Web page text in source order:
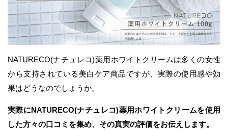
NATURECO(ナチュレコ)薬用ホワイトクリームは多くの女性
から支持されている美白ケア商品ですが、実際の使用感や効
果はどうなのでしょうか。
実際にNATURECO(ナチュレコ)薬用ホワイトクリームを使用
した方々の口コミを集め、その真実の評価をお伝えします。